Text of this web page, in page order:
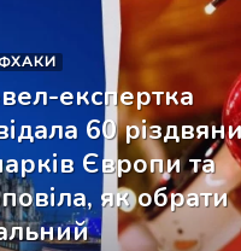
експертка
60
Європи та
як обрати